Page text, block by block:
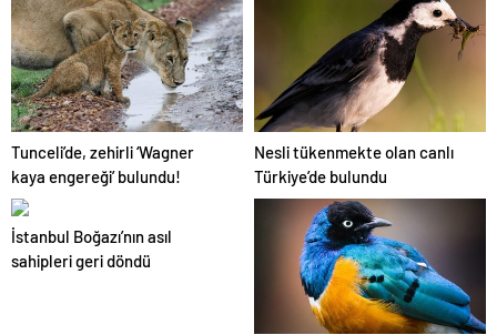
Tunceli’de, zehirli ‘Wagner
kaya engereği’ bulundu!
Nesli tükenmekte olan canlı
Türkiye’de bulundu
İstanbul Boğazı’nın asıl
sahipleri geri döndü